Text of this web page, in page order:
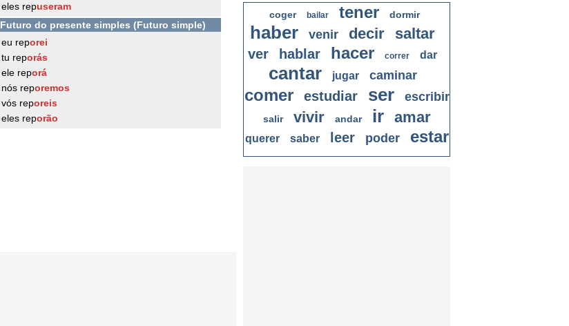
eles repuseram
Futuro do presente simples (Futuro simple)
eu reporei
tu reporás
ele reporá
nós reporemos
vós reporeis
eles reporão
coger bailar tener dormir
haber venir decir saltar
ver hablar hacer correr dar
cantar jugar caminar
comer estudiar ser escribir
salir vivir andar ir amar
querer saber leer poder estar